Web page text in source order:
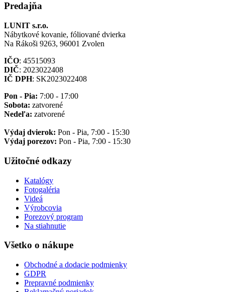
Predajňa
LUNIT s.r.o.
Nábytkové kovanie, fóliované dvierka
Na Rákoši 9263, 96001 Zvolen
IČO: 45515093
DIČ: 2023022408
IČ DPH: SK2023022408
Pon - Pia: 7:00 - 17:00
Sobota: zatvorené
Nedeľa: zatvorené
Výdaj dvierok: Pon - Pia, 7:00 - 15:30
Výdaj porezov: Pon - Pia, 7:00 - 15:30
Užitočné odkazy
Katalógy
Fotogaléria
Videá
Výrobcovia
Porezový program
Na stiahnutie
Všetko o nákupe
Obchodné a dodacie podmienky
GDPR
Prepravné podmienky